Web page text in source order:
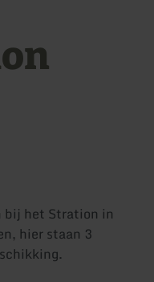
bij het Stration in
hier staan 3